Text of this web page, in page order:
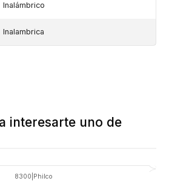
Inalámbrico
Inalambrica
interesarte uno de
8300 Philco